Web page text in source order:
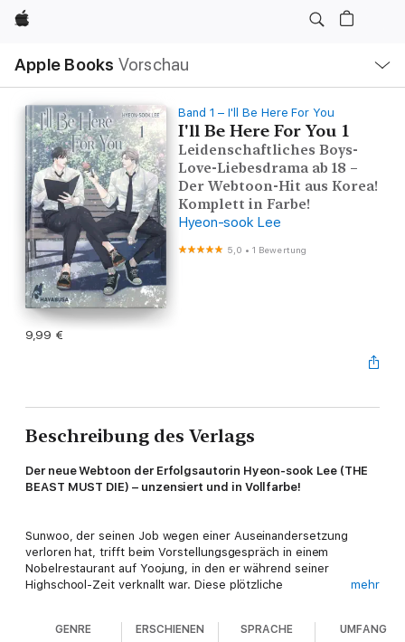
Apple
Apple Books Vorschau
Navigation
Menü
öffnen
Band 1 – I'll Be Here For You
I'll Be Here For You 1
Leidenschaftliches Boys-
Love-Liebesdrama ab 18 –
Der Webtoon-Hit aus Korea!
Komplett in Farbe!
Hyeon-sook Lee
5,0 •1 Bewertung
9,99 €
Beschreibung des Verlags
Der neue Webtoon der Erfolgsautorin Hyeon-sook Lee (THE
BEAST MUST DIE) – unzensiert und in Vollfarbe!
Sunwoo, der seinen Job wegen einer Auseinandersetzung
verloren hat, trifft beim Vorstellungsgespräch in einem
Nobelrestaurant auf Yoojung, in den er während seiner
Highschool-Zeit verknallt war. Diese plötzliche
Restaurant sogar leitet, scheint Sunwoo nicht
mehr
GENRE ERSCHIENEN SPRACHE UMFANG